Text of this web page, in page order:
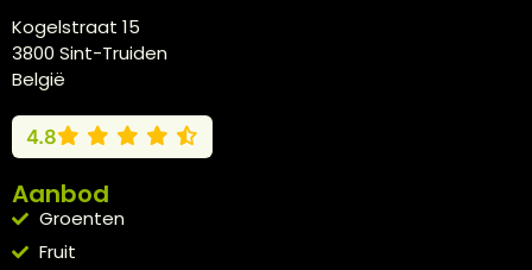
Kogelstraat 15
3800 Sint-Truiden
België
4.8
Aanbod
Groenten
Fruit